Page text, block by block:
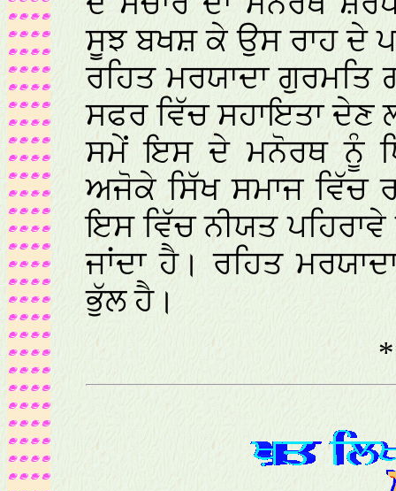
ਸੂਝ ਬਖਸ਼ ਕੇ ਉਸ ਰਾਹ ਦੇ
ਰਹਿਤ ਮਰਯਾਦਾ ਗੁਰਮਤਿ
ਸਫਰ ਵਿੱਚ ਸਹਾਇਤਾ
ਸਮੇਂ ਇਸ ਦੇ ਮਨੋਰਥ ਨੂੰ
ਅਜੋਕੇ ਸਿੱਖ ਸਮਾਜ ਵਿੱਚ
ਇਸ ਵਿੱਚ ਨੀਯਤ
ਜਾਂਦਾ ਹੈ। ਰਹਿਤ
ਭੁੱਲ ਹੈ।